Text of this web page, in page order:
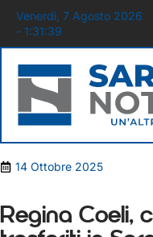
Venerdì, 7 Agosto 2026
- 1:31:40
14 Ottobre 2025
Regina Coeli,